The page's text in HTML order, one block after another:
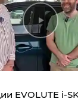
EVOLUTE